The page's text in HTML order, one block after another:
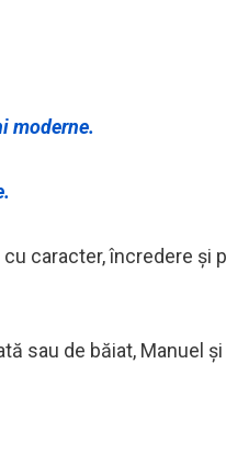
moderne.
caracter, încredere și
sau de băiat, Manuel